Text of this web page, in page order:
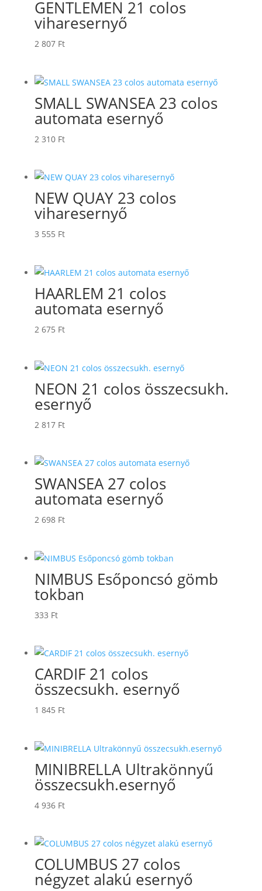
GENTLEMEN 21 colos
viharesernyő
2 807 Ft
SMALL SWANSEA 23 colos
automata esernyő
2 310 Ft
NEW QUAY 23 colos
viharesernyő
3 555 Ft
HAARLEM 21 colos
automata esernyő
2 675 Ft
NEON 21 colos összecsukh.
esernyő
2 817 Ft
SWANSEA 27 colos
automata esernyő
2 698 Ft
NIMBUS Esőponcsó gömb
tokban
333 Ft
CARDIF 21 colos
összecsukh. esernyő
1 845 Ft
MINIBRELLA Ultrakönnyű
összecsukh.esernyő
4 936 Ft
COLUMBUS 27 colos
négyzet alakú esernyő